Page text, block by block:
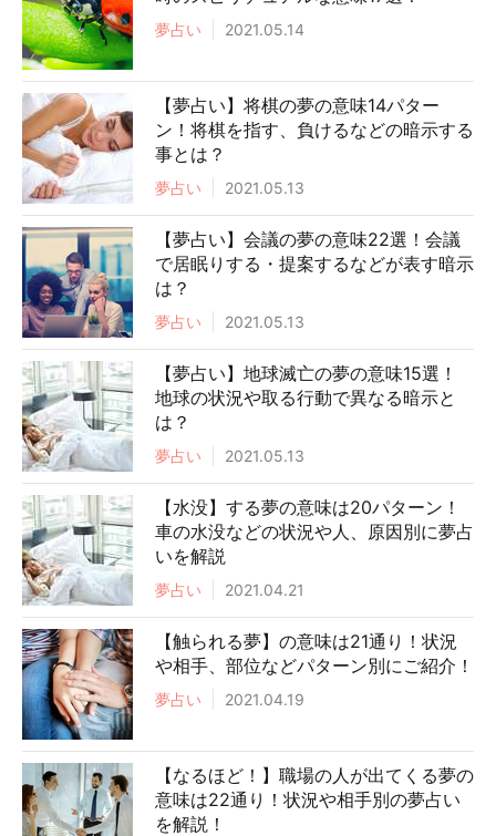
夢占い 2021.05.14
【夢占い】将棋の夢の意味14パター
ン！将棋を指す、負けるなどの暗示する
事とは？
夢占い 2021.05.13
【夢占い】会議の夢の意味22選！会議
で居眠りする・提案するなどが表す暗示
は？
夢占い 2021.05.13
【夢占い】地球滅亡の夢の意味15選！
地球の状況や取る行動で異なる暗示と
は？
夢占い 2021.05.13
【水没】する夢の意味は20パターン！
車の水没などの状況や人、原因別に夢占
いを解説
夢占い 2021.04.21
【触られる夢】の意味は21通り！状況
や相手、部位などパターン別にご紹介！
夢占い 2021.04.19
【なるほど！】職場の人が出てくる夢の
意味は22通り！状況や相手別の夢占い
を解説！